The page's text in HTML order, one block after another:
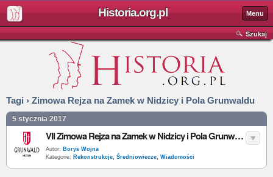
Historia.org.pl Menu
Szukaj
Tagi › Zimowa Rejza na Zamek w Nidzicy i Pola Grunwaldu
5 stycznia 2017
VII Zimowa Rejza na Zamek w Nidzicy i Pola Grunwaldu
Autor: Borys Wojna
Kategorie: Rekonstrukcje, Średniowiecze, Wiadomości